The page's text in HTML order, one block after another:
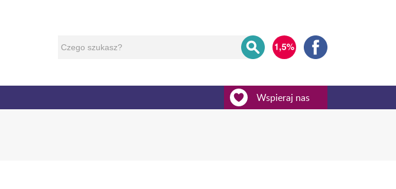
Wspieraj nas